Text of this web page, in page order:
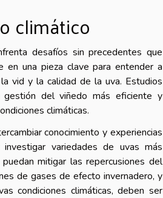
climático
desafíos sin precedentes que
en una pieza clave para entender a
vid y la calidad de la uva. Estudios
gestión del viñedo más eficiente y
climáticas.
conocimiento y experiencias
variedades de uvas más
mitigar las repercusiones del
de gases de efecto invernadero, y
condiciones climáticas, deben ser